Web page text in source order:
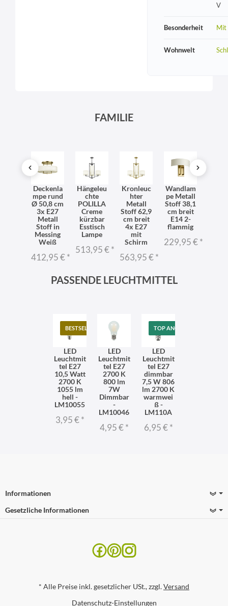
V
Besonderheit Mit
Wohnwelt
FAMILIE
Deckenla
mpe rund
Ø 50,8 cm
3x E27
Metall
Stoff in
Messing
Weiß
412,95 €*
Hängeleu
chte
POLILLA
Creme
kürzbar
Esstisch
Lampe
513,95 €*
Kronleuc
hter
Metall
Stoff 62,9
cm breit
4x E27
mit
Schirm
563,95 €*
Wandlam
pe Metall
Stoff 38,1
cm breit
E14 2-
flammig
229,95 €*
PASSENDE LEUCHTMITTEL
BESTSELLER
LED
Leuchtmit
tel E27
10,5 Watt
2700 K
1055 lm
hell -
LM10055
3,95 €*
LED
Leuchtmit
tel E27
2700 K
800 lm
7W
Dimmbar
-
LM10046
4,95 €*
TOP ANGEBOT
LED
Leuchtmit
tel E27
dimmbar
7,5 W 806
lm 2700 K
warmwei
ß -
LM110A
6,95 €*
Informationen
Gesetzliche Informationen
* Alle Preise inkl. gesetzlicher USt., zzgl.Versand
Datenschutz-Einstellungen